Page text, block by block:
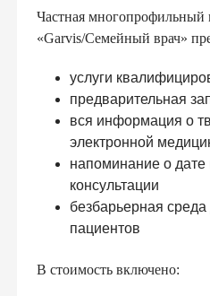
Частная многопрофильный
«Garvis/Семейный врач»
услуги
предварительная
вся информация о
электронной
напоминание о
консультации
безбарьерная
пациентов
В стоимость включено: